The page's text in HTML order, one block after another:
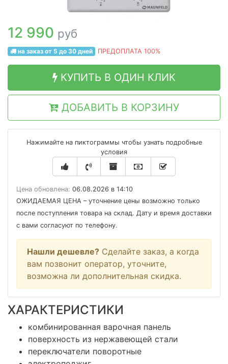
12 990 руб
на заказ от 5 до 30 дней ПРЕДОПЛАТА 100%
КУПИТЬ В ОДИН КЛИК
ДОБАВИТЬ В КОРЗИНУ
Нажимайте на пиктограммы чтобы узнать подробные
условия
Цена обновлена: 06.08.2026 в 14:10
ОЖИДАЕМАЯ ЦЕНА – уточнение цены возможно только
после поступления товара на склад. Дату и время доставки
с вами согласуют по телефону.
Нашли дешевле? Сделайте заказ, а когда
вам позвонит оператор, уточните,
возможна ли дополнительная скидка.
ХАРАКТЕРИСТИКИ
комбинированная варочная панель
поверхность из нержавеющей стали
переключатели поворотные